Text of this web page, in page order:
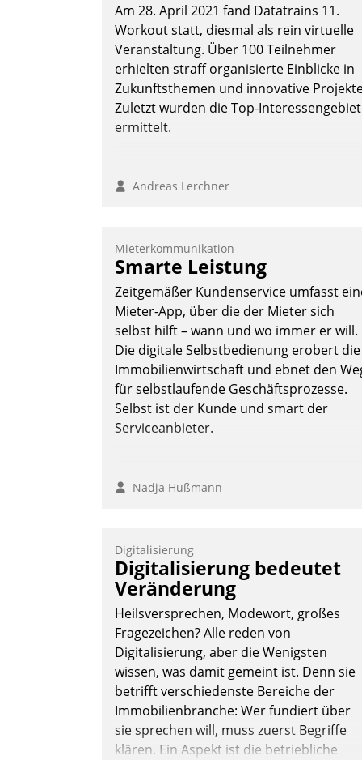
Am 28. April 2021 fand Datatrains 11.
Workout statt, diesmal als rein virtuelle
Veranstaltung. Über 100 Teilnehmer
erhielten straff organisierte Einblicke in
Zukunftsthemen und innovative
Zuletzt wurden die Top-
ermittelt.
Andreas Lerchner
Mieterkommunikation
Smarte Leistung
Zeitgemäßer Kundenservice umfasst
Mieter-App, über die der Mieter sich
selbst hilft – wann und wo immer er will.
Die digitale Selbstbedienung erobert die
Immobilienwirtschaft und ebnet den
für selbstlaufende Geschäftsprozesse.
Selbst ist der Kunde und smart der
Serviceanbieter.
Nadja Hußmann
Digitalisierung
Digitalisierung bedeutet
Veränderung
Heilsversprechen, Modewort, großes
Fragezeichen? Alle reden von
Digitalisierung, aber die Wenigsten
wissen, was damit gemeint ist. Denn sie
betrifft verschiedenste Bereiche der
Immobilienbranche: Wer fundiert über
sie sprechen will, muss zuerst Begriffe
klären. Ein Aspekt ist die betriebliche